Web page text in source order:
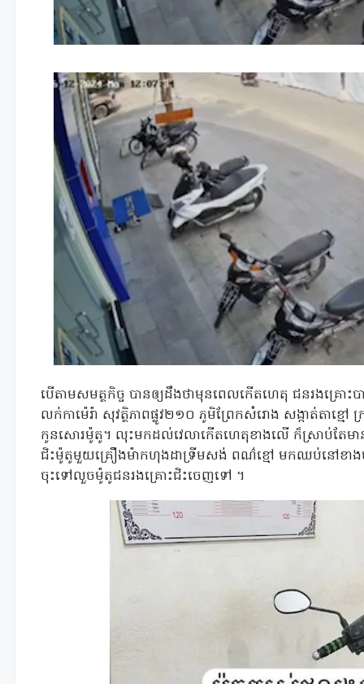
បើតាមសមត្ថកិច្ច បានឲ្យដឹងថាមុនពេលកើតហេតុ ជនរងគ្រោ
លក់កាម៉េរ៉ា សុវត្ថិភាពផ្លូវ២១០ ភូមិព្រែកសំរោង សង្កាត់តាខ្មៅ
កូនសោរម៉ូតូ។ លុះមកដល់វេលាកើតហេតុខាងលើ ក៏ស្រាប់តែ
ជិះម៉ូតូមួយគ្រឿងម៉ាកហុងដាទ្រីមសង់ ពណ៌ខ្មៅ មកឈប់នៅខាង
ចុះទៅលួចម៉ូតូជនរងគ្រោះជិះចេញទៅ ។